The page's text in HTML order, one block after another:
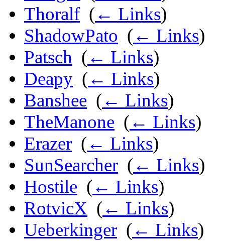
Thoralf‎ (← Links)
ShadowPato (← Links)
Patsch (← Links)
Deapy (← Links)
Banshee (← Links)
TheManone (← Links)
Erazer (← Links)
SunSearcher (← Links)
Hostile (← Links)
RotvicX (← Links)
Ueberkinger (← Links)